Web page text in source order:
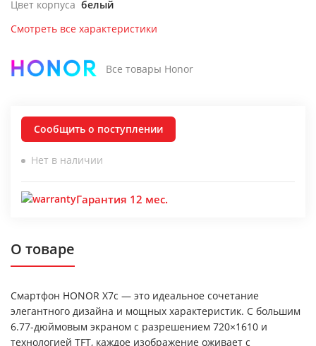
Цвет корпуса белый
Смотреть все характеристики
Все товары Honor
Сообщить о поступлении
Нет в наличии
Гарантия 12 мес.
О товаре
Смартфон HONOR X7c — это идеальное сочетание
элегантного дизайна и мощных характеристик. С большим
6.77-дюймовым экраном с разрешением 720×1610 и
технологией TFT, каждое изображение оживает с